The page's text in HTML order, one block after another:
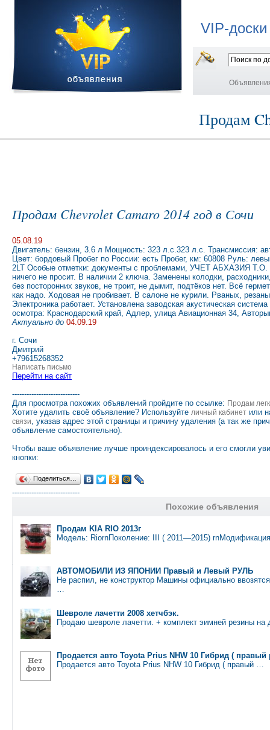
VIP-
Продам
Продам Chevrolet Camaro 2014 год в Сочи
05.08.19
Двигатель: бензин, 3.6 л Мощность: 323 л.с.323 л.с. Трансмиссия:
Цвет: бордовый Пробег по России: есть Пробег, км: 60808 Руль:
2LT Особые отметки: документы с проблемами, УЧЕТ АБХАЗИЯ Т.О.
ничего не просит. В наличии 2 ключа. Заменены колодки,
без посторонних звуков, не троит, не дымит, подтёков нет. Всё
как надо. Ходовая не пробивает. В салоне не курили. Рваных,
Электроника работает. Установлена заводская акустическая
осмотра: Краснодарский край, Адлер, улица Авиационная 34,
Актуально до 04.09.19
г. Сочи
Дмитрий
+79615268352
Написать письмо
Перейти на сайт
----------------------------
Для просмотра похожих объявлений пройдите по ссылке: Продам
Хотите удалить своё объявление? Используйте личный кабинет или
связи, указав адрес этой страницы и причину удаления (а так же
объявление самостоятельно).
Чтобы ваше объявление лучше проиндексировалось и его смогли
кнопки:
Поделиться…
----------------------------
Похожие объявления
Продам KIA RIO 2013г
Модель: RiornПоколение: III ( 2011—2015)
АВТОМОБИЛИ ИЗ ЯПОНИИ Правый и Левый РУЛЬ
Не распил, не конструктор Машины официально
…
Шевроле лачетти 2008 хетчбэк.
Продаю шевроле лачетти. + комплект эимней резины
Продается авто Toyota Prius NHW 10 Гибрид ( правый
Продается авто Toyota Prius NHW 10 Гибрид ( правый …